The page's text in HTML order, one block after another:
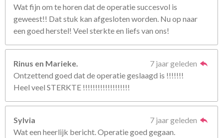
Wat fijn om te horen dat de operatie succesvol is
geweest!! Dat stuk kan afgesloten worden. Nu op naar
een goed herstel! Veel sterkte en liefs van ons!
Rinus en Marieke.
7 jaar geleden
Ontzettend goed dat de operatie geslaagd is !!!!!!!
Heel veel STERKTE !!!!!!!!!!!!!!!!!!!
Sylvia
7 jaar geleden
Wat een heerlijk bericht. Operatie goed gegaan.